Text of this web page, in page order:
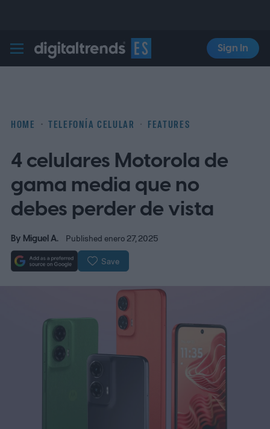
Digital Trends Español
Sign In
HOME TELEFONÍA CELULAR FEATURES
4 celulares Motorola de
gama media que no
debes perder de vista
By Miguel A. Published enero 27, 2025
Save